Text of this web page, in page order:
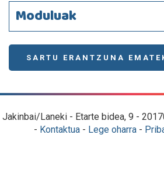
Moduluak
SARTU ERANTZUNA
Jakinbai/Laneki - Etarte bidea, 9 -
- Kontaktua- Lege oharra-